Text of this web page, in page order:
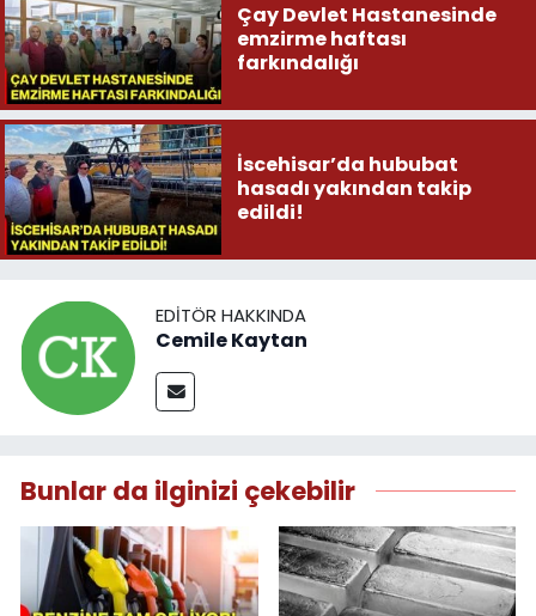
Çay Devlet Hastanesinde
emzirme haftası
farkındalığı
İscehisar’da hububat
hasadı yakından takip
edildi!
EDITÖR HAKKINDA
Cemile Kaytan
Bunlar da ilginizi çekebilir